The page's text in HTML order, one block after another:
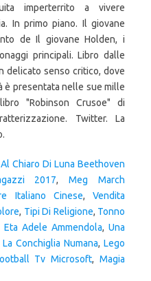
Al Chiaro Di Luna Beethoven
2017,Meg March
Italiano Cinese,Vendita
, Tipi Di Religione, Tonno
Eta Adele Ammendola,Una
La Conchiglia Numana,Lego
Tv Microsoft,Magia